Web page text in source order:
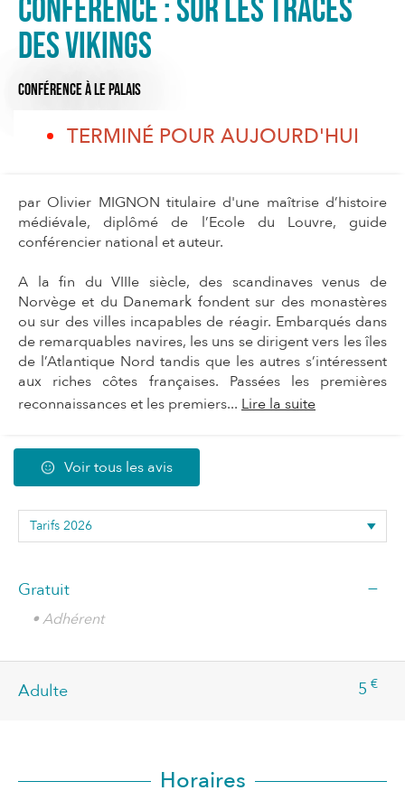
Conférence : Sur les traces
des vikings
CONFÉRENCEÀ LE PALAIS
TERMINÉ POUR AUJOURD'HUI
par Olivier MIGNON titulaire d'une maîtrise d’histoire
médiévale, diplômé de l’Ecole du Louvre, guide
conférencier national et auteur.
A la fin du VIIIe siècle, des scandinaves venus de
Norvège et du Danemark fondent sur des monastères
ou sur des villes incapables de réagir. Embarqués dans
de remarquables navires, les uns se dirigent vers les îles
de l’Atlantique Nord tandis que les autres s’intéressent
aux riches côtes françaises. Passées les premières
reconnaissances et les premiers... Lire la suite
Voir tous les avis
Gratuit —
• Adhérent
Adulte 5 €
Horaires